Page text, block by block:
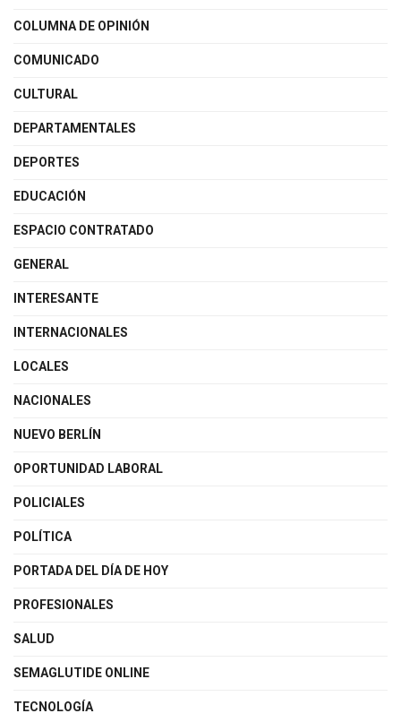
COLUMNA DE OPINIÓN
COMUNICADO
CULTURAL
DEPARTAMENTALES
DEPORTES
EDUCACIÓN
ESPACIO CONTRATADO
GENERAL
INTERESANTE
INTERNACIONALES
LOCALES
NACIONALES
NUEVO BERLÍN
OPORTUNIDAD LABORAL
POLICIALES
POLÍTICA
PORTADA DEL DÍA DE HOY
PROFESIONALES
SALUD
SEMAGLUTIDE ONLINE
TECNOLOGÍA